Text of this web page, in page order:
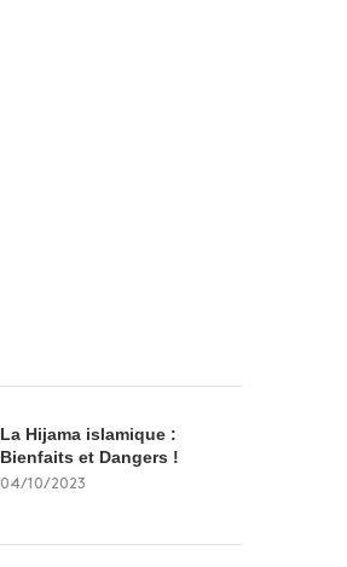
La Hijama islamique :
Bienfaits et Dangers !
04/10/2023